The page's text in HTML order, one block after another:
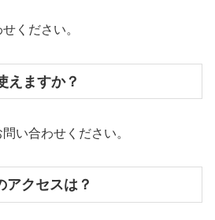
ください。
えますか？
い合わせください。
アクセスは？